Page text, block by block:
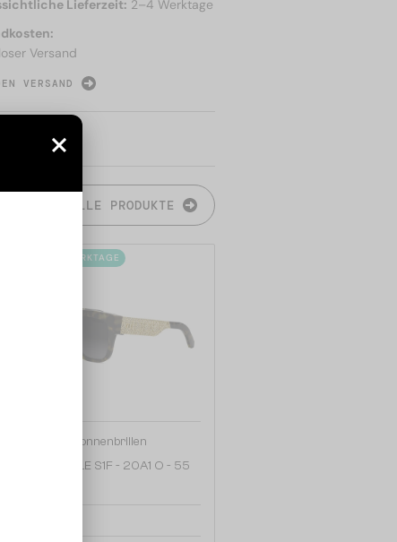
Lieferzeit: 2–4 Werktage
Versand
VERSAND
ALLE PRODUKTE
2-4 WERKTAGE
Sonnenbrillen
DIORESILLE S1F - 20A1 O - 55